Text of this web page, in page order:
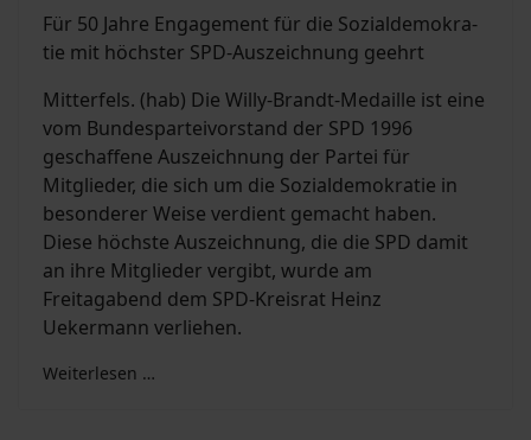
Für 50 Jah­re En­ga­ge­ment für die So­zi­al­de­mo­kra­
tie mit höch­ster SPD-Aus­zeich­nung ge­ehrt
Mitterfels. (hab) Die Willy-Brandt-Medaille ist eine
vom Bundesparteivorstand der SPD 1996
geschaffene Auszeichnung der Partei für
Mitglieder, die sich um die Sozialdemokratie in
besonderer Weise verdient gemacht haben.
Diese höchste Auszeichnung, die die SPD damit
an ihre Mitglieder vergibt, wurde am
Freitagabend dem SPD-Kreisrat Heinz
Uekermann verliehen.
Weiterlesen …